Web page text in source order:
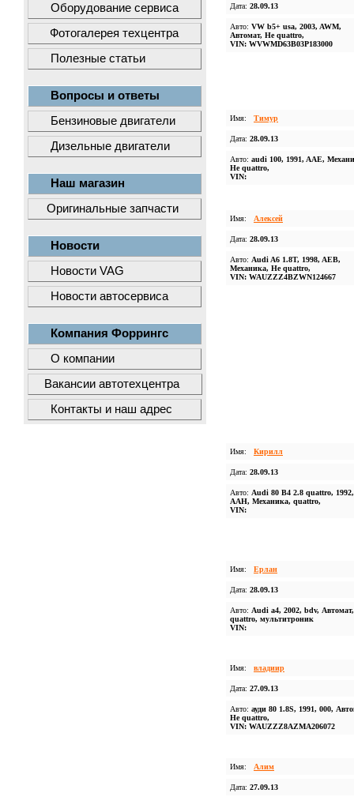
Оборудование сервиса
Фотогалерея техцентра
Полезные статьи
Вопросы и ответы
Бензиновые двигатели
Дизельные двигатели
Наш магазин
Оригинальные запчасти
Новости
Новости VAG
Новости автосервиса
Компания Форрингс
О компании
Вакансии автотехцентра
Контакты и наш адрес
Дата: 28.09.13
Авто: VW b5+ usa, 2003, AWM,
Автомат, Не quattro,
VIN: WVWMD63B03P183000
Имя: Тимур
Дата: 28.09.13
Авто: audi 100, 1991, AAE,
Не quattro,
VIN:
Имя: Алексей
Дата: 28.09.13
Авто: Audi A6 1.8T, 1998, AEB,
Механика, Не quattro,
VIN: WAUZZZ4BZWN124667
Имя: Кирилл
Дата: 28.09.13
Авто: Audi 80 B4 2.8 quattro, 1992,
AAH, Механика, quattro,
VIN:
Имя: Ерлан
Дата: 28.09.13
Авто: Audi a4, 2002, bdv,
quattro, мультитроник
VIN:
Имя: владиир
Дата: 27.09.13
Авто: ауди 80 1.8S, 1991, 000,
Не quattro,
VIN: WAUZZZ8AZMA206072
Имя: Алим
Дата: 27.09.13